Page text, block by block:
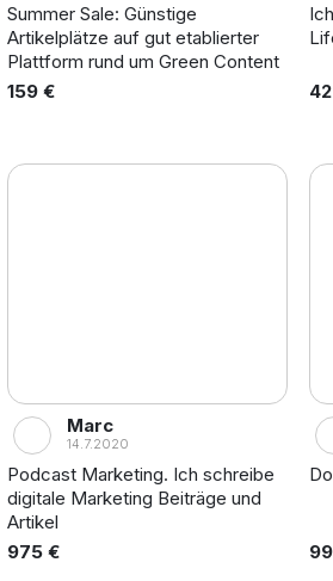
Summer Sale: Günstige
Artikelplätze auf gut etablierter
Plattform rund um Green Content
159 €
Marc
14.7.2020
Podcast Marketing. Ich schreibe
digitale Marketing Beiträge und
Artikel
975 €